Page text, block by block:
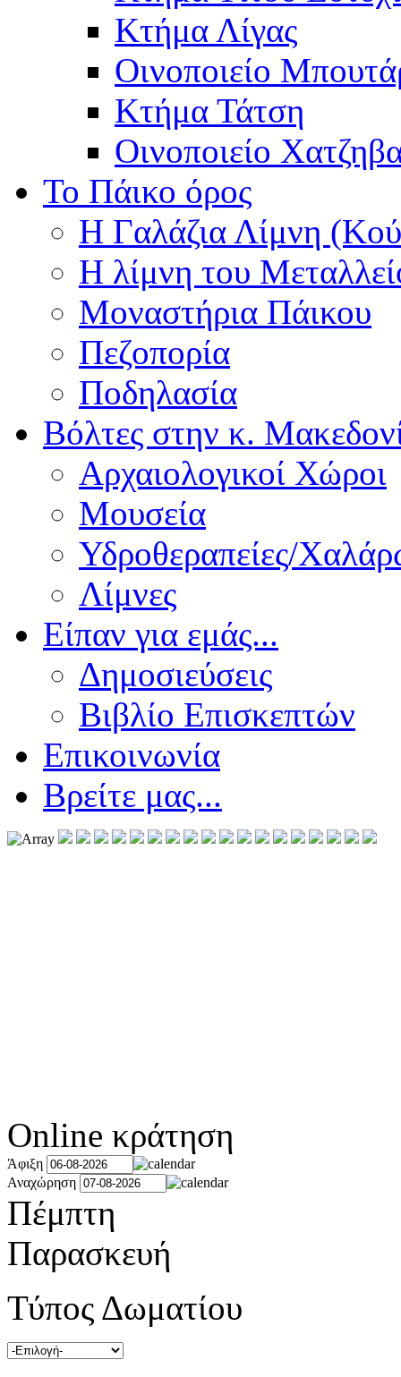
Κτήμα Λίγας
Οινοποιείο
Κτήμα Τάτση
Οινοποιείο
Το Πάικο όρος
Η Γαλάζια Λίμνη
Η λίμνη του
Μοναστήρια Πάικου
Πεζοπορία
Ποδηλασία
Βόλτες στην κ.
Αρχαιολογικοί Χώροι
Μουσεία
Υδροθεραπείες/
Λίμνες
Είπαν για εμάς...
Δημοσιεύσεις
Βιβλίο Επισκεπτών
Επικοινωνία
Βρείτε μας...
Online κράτηση
Άφιξη
Αναχώρηση
Πέμπτη
Παρασκευή
Τύπος Δωματίου